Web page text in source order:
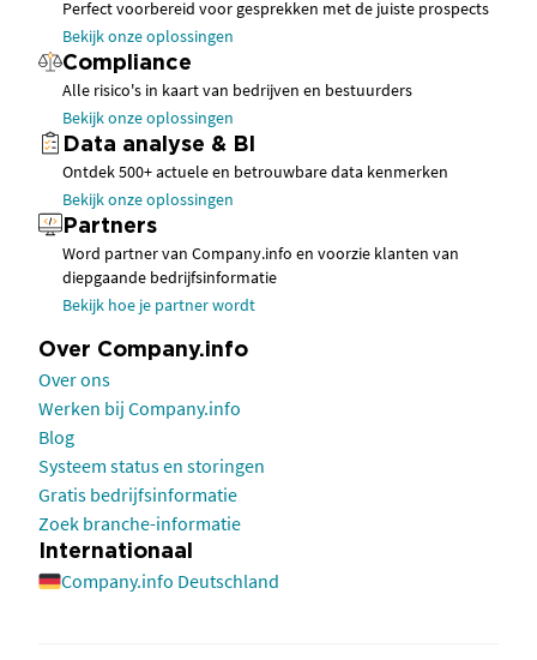
Perfect voorbereid voor gesprekken met de juiste prospects
Bekijk onze oplossingen
Compliance
Alle risico's in kaart van bedrijven en bestuurders
Bekijk onze oplossingen
Data analyse & BI
Ontdek 500+ actuele en betrouwbare data kenmerken
Bekijk onze oplossingen
Partners
Word partner van Company.info en voorzie klanten van
diepgaande bedrijfsinformatie
Bekijk hoe je partner wordt
Over Company.info
Over ons
Werken bij Company.info
Blog
Systeem status en storingen
Gratis bedrijfsinformatie
Zoek branche-informatie
Internationaal
Company.info Deutschland